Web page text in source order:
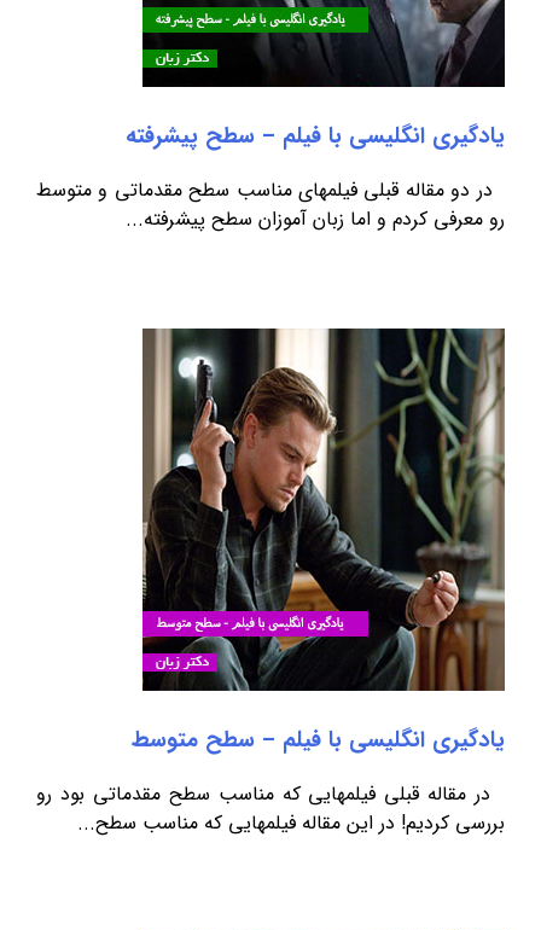
یادگیری انگلیسی با فیلم – سطح پیشرفته
در دو مقاله قبلی فیلمهای مناسب سطح مقدماتی و متوسط
رو معرفی کردم و اما زبان آموزان سطح پیشرفته...
یادگیری انگلیسی با فیلم – سطح متوسط
در مقاله قبلی فیلمهایی که مناسب سطح مقدماتی بود رو
بررسی کردیم! در این مقاله فیلمهایی که مناسب سطح...